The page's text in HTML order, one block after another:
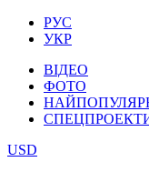
РУС
УКР
ВІДЕО
ФОТО
USD